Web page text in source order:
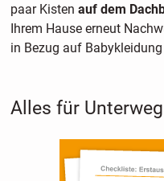
paar Kisten auf dem
Ihrem Hause erneut
in Bezug auf
Alles für